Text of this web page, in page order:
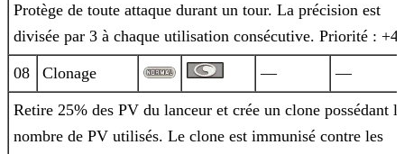
Protège de toute attaque durant un tour. La précision est
divisée par 3 à chaque utilisation consécutive. Priorité : +4.
08 Clonage — —
Retire 25% des PV du lanceur et crée un clone possédant le
nombre de PV utilisés. Le clone est immunisé contre les